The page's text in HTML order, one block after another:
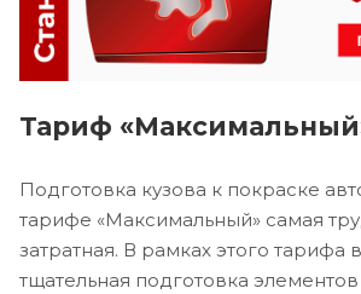
Тариф
Подготовка кузова к покраске
тарифе «Максимальный» самая
затратная. В рамках этого тарифа
тщательная подготовка элементов